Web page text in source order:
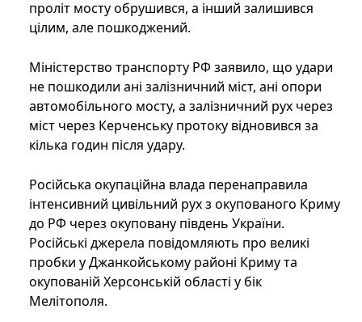
проліт мосту обрушився, а інший залишився
цілим, але пошкоджений.
Міністерство транспорту РФ заявило, що удари
не пошкодили ані залізничний міст, ані опори
автомобільного мосту, а залізничний рух через
міст через Керченську протоку відновився за
кілька годин після удару.
Російська окупаційна влада перенаправила
інтенсивний цивільний рух з окупованого Криму
до РФ через окуповану південь України.
Російські джерела повідомляють про великі
пробки у Джанкойському районі Криму та
окупованій Херсонській області у бік
Мелітополя.